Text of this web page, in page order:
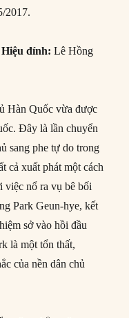
2017.
Hiệu đính:Lê Hồng
Hàn Quốc vừa được
Đây là lần chuyển
sang phe tự do trong
cả xuất phát một cách
việc nổ ra vụ bê bối
Park Geun-hye, kết
sở vào hồi đầu
là một tổn thất,
của nền dân chủ